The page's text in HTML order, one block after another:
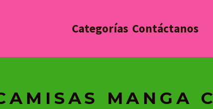
Categorías Contáctanos
MANGA